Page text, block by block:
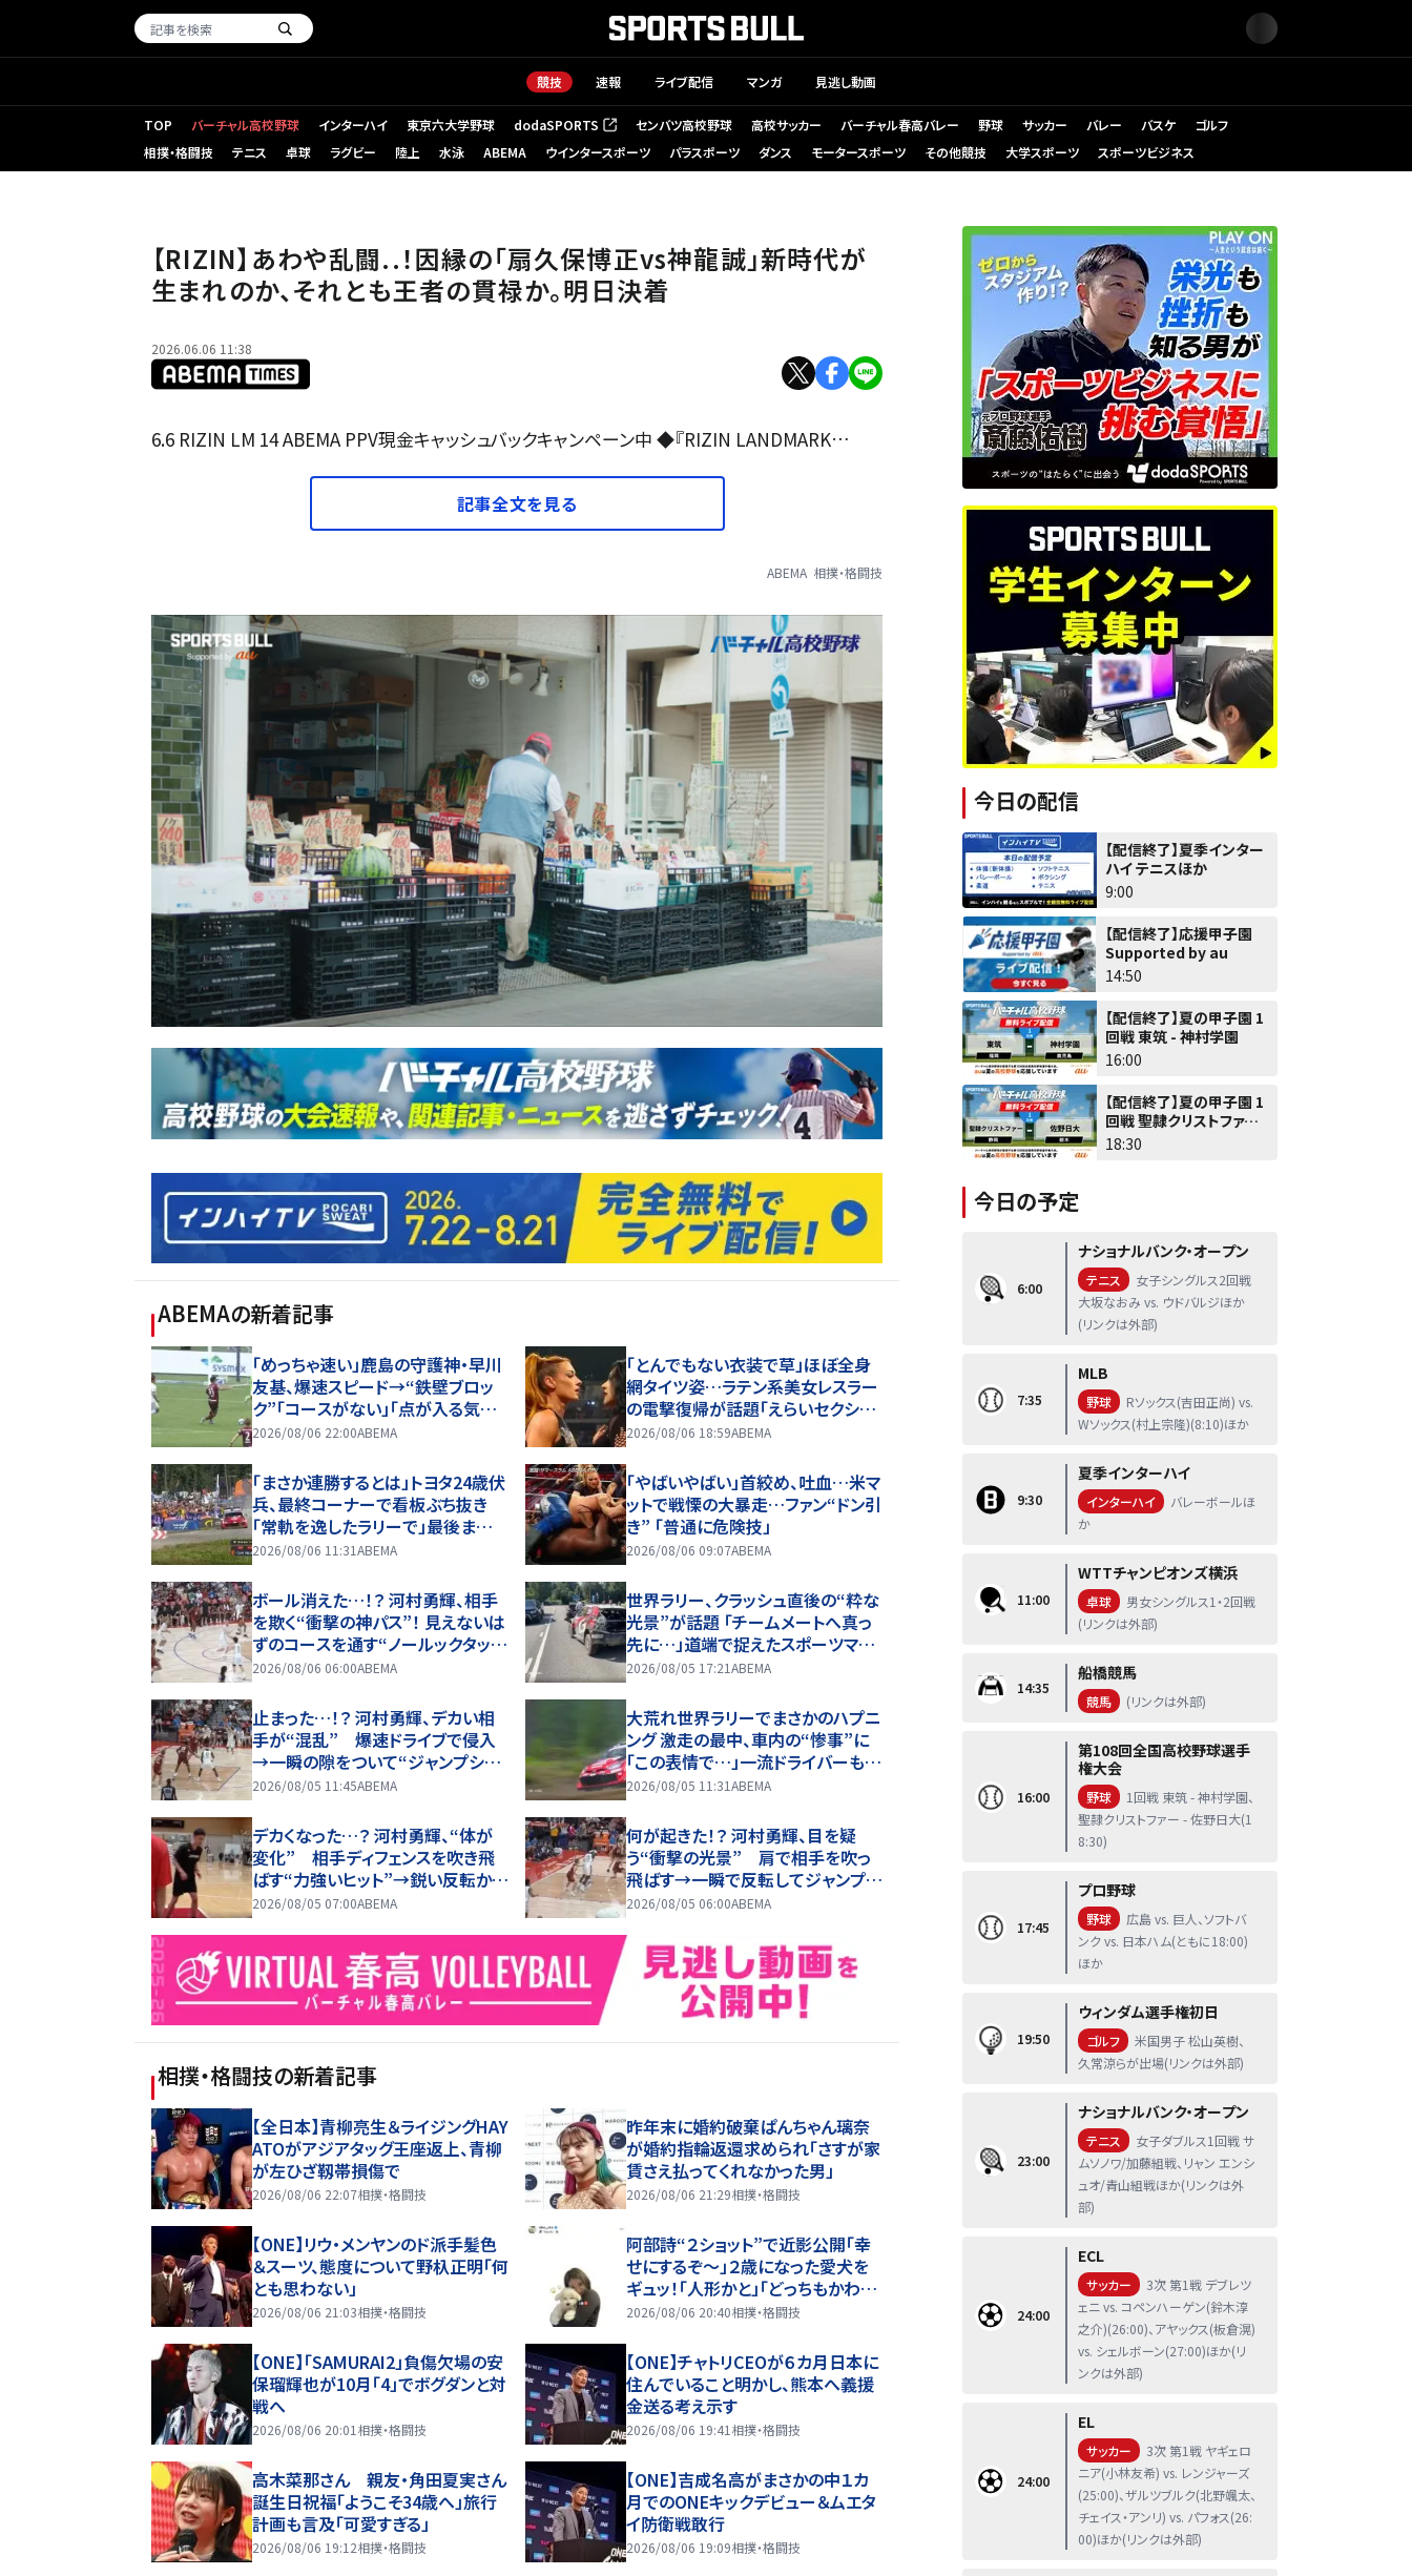
競技 速報 ライブ配信 マンガ 見逃し動画
TOP バーチャル高校野球 インターハイ 東京六大学野球 dodaSPORTS
（新しいタブで開く） センバツ高校野球 高校サッカー バーチャル春高バレー 野球 サッカー バレー バスケ
ゴルフ
相撲・格闘技
テニス 卓球 ラグビー 陸上 水泳 ABEMA ウインタースポーツ パラスポーツ ダンス モータースポーツ その他競技 大学スポーツ スポーツビジネス
【RIZIN】あわや乱闘..！因縁の「扇久保博正vs神龍誠」新時代が
生まれのか、それとも王者の貫禄か。明日決着
2026.06.06 11:38
6.6 RIZIN LM 14 ABEMA PPV現金キャッシュバックキャンペーン中 ◆『RIZIN LANDMARK…
記事全文を見る
ABEMA 相撲・格闘技
ABEMAの新着記事
「めっちゃ速い」鹿島の守護神・早川
友基、爆速スピード→“鉄壁ブロッ
ク”「コースがない」「点が入る気が
しない」驚異の判断力と飛び出しで
2026/08/06 22:00ABEMA
「とんでもない衣装で草」ほぼ全身
網タイツ姿…ラテン系美女レスラー
の電撃復帰が話題「えらいセクシ
ー」
2026/08/06 18:59ABEMA
「まさか連勝するとは」トヨタ24歳伏
兵、最終コーナーで看板ぶち抜き
「常軌を逸したラリーで」最後ま
で“全開”貫き躍動
2026/08/06 11:31ABEMA
「やばいやばい」首絞め、吐血…米マ
ットで戦慄の大暴走…ファン“ドン引
き” 「普通に危険技」
2026/08/06 09:07ABEMA
ボール消えた…！？ 河村勇輝、相手
を欺く“衝撃の神パス”！ 見えないは
ずのコースを通す“ノールックタッ
プ”… 完璧アシストにアリーナ熱狂
2026/08/06 06:00ABEMA
世界ラリー、クラッシュ直後の“粋な
光景”が話題 「チームメートへ真っ
先に…」道端で捉えたスポーツマン
シップに称賛の声
2026/08/05 17:21ABEMA
止まった…！？ 河村勇輝、デカい相
手が“混乱” 爆速ドライブで侵入
→一瞬の隙をついて“ジャンプシュ
ート”炸裂
2026/08/05 11:45ABEMA
大荒れ世界ラリーでまさかのハプニ
ング 激走の最中、車内の“惨事”に
「この表情で…」一流ドライバーも必
死の形相
2026/08/05 11:31ABEMA
デカくなった…？ 河村勇輝、“体が
変化” 相手ディフェンスを吹き飛
ばす“力強いヒット”→鋭い反転か
ら“ターンアラウンドジャンパー”
2026/08/05 07:00ABEMA
何が起きた！？ 河村勇輝、目を疑
う“衝撃の光景” 肩で相手を吹っ
飛ばす→一瞬で反転してジャンプシ
ュート… “新必殺技”ターンアラウ
2026/08/05 06:00ABEMA
相撲・格闘技の新着記事
【全日本】青柳亮生＆ライジングHAY
ATOがアジアタッグ王座返上、青柳
が左ひざ靱帯損傷で
2026/08/06 22:07相撲・格闘技
昨年末に婚約破棄ぱんちゃん璃奈
が婚約指輪返還求められ「さすが家
賃さえ払ってくれなかった男」
2026/08/06 21:29相撲・格闘技
【ONE】リウ・メンヤンのド派手髪色
＆スーツ、態度について野杁正明「何
とも思わない」
2026/08/06 21:03相撲・格闘技
阿部詩“２ショット”で近影公開「幸
せにするぞ〜」２歳になった愛犬を
ギュッ！「人形かと」「どっちもかわい
すぎる」
2026/08/06 20:40相撲・格闘技
【ONE】「SAMURAI2」負傷欠場の安
保瑠輝也が10月「4」でボグダンと対
戦へ
2026/08/06 20:01 相撲・格闘技
【ONE】チャトリCEOが６カ月日本に
住んでいること明かし、熊本へ義援
金送る考え示す
2026/08/06 19:41 相撲・格闘技
高木菜那さん 親友・角田夏実さん
誕生日祝福「ようこそ34歳へ」旅行
計画も言及「可愛すぎる」
2026/08/06 19:12相撲・格闘技
【ONE】吉成名高がまさかの中１カ
月でのONEキックデビュー＆ムエタ
イ防衛戦敢行
2026/08/06 19:09相撲・格闘技
今日の配信
【配信終了】夏季インター
ハイ テニスほか
9:00
【配信終了】応援甲子園
Supported by au
14:50
【配信終了】夏の甲子園 1
回戦 東筑 - 神村学園
16:00
【配信終了】夏の甲子園 1
回戦 聖隷クリストファー -
佐野日大
18:30
今日の予定
6:00
ナショナルバンク・オープン
テニス
女子シングルス2回戦
大坂なおみ vs. ウドバルジほか
(リンクは外部)
7:35
MLB
野球
Rソックス(吉田正尚) vs.
Wソックス(村上宗隆)(8:10)ほか
9:30
夏季インターハイ
インターハイ
バレーボールほ
か
11:00
WTTチャンピオンズ横浜
卓球
男女シングルス1・2回戦
(リンクは外部)
14:35
船橋競馬
競馬 (リンクは外部)
16:00
第108回全国高校野球選手
権大会
野球
1回戦 東筑 - 神村学園、
聖隷クリストファー - 佐野日大(1
8:30)
17:45
プロ野球
野球
広島 vs. 巨人、ソフトバ
ンク vs. 日本ハム(ともに18:00)
ほか
19:50
ウィンダム選手権初日
ゴルフ
米国男子 松山英樹、
久常涼らが出場(リンクは外部)
23:00
ナショナルバンク・オープン
テニス
女子ダブルス1回戦 サ
ムソノワ/加藤組戦、リャン エンシ
ュオ/青山組戦ほか(リンクは外
部)
24:00
ECL
サッカー
3次 第1戦 デブレツ
ェニ vs. コペンハーゲン(鈴木淳
之介)(26:00)、アヤックス(板倉滉)
vs. シェルボーン(27:00)ほか(リ
ンクは外部)
24:00
EL
サッカー
3次 第1戦 ヤギェロ
ニア(小林友希) vs. レンジャーズ
(25:00)、ザルツブルク(北野颯太、
チェイス・アンリ) vs. パフォス(26:
00)ほか(リンクは外部)